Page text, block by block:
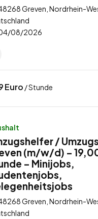
Greven, Nordrhein-
08/2026
Euro / Stunde
/
(m/w/d) –
– Minijobs,
Greven, Nordrhein-